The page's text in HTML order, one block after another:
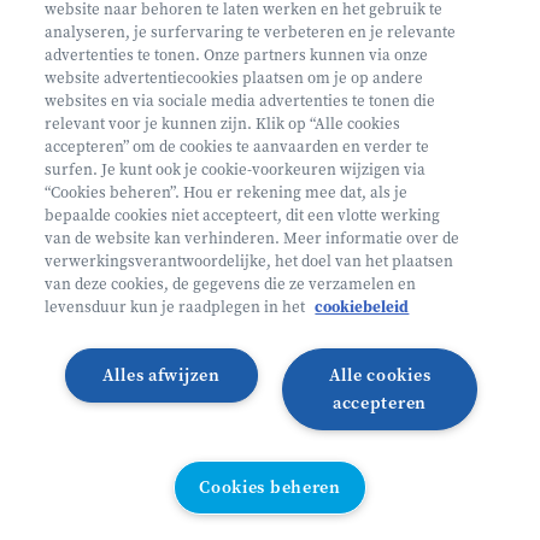
Volg ons op
Volg onze Facebook pagina
Volg onze Instagram pagina
Volg onze LinkedIn pagina
Volg onze TikTok pagina
Partner van Helan
Toegankelijkheidsverklaring ↗
Cookie policy
Algemene voorwaarden
Integriteitsbeleid
Illustraties van Freepik
website naar behoren te laten werken en het gebruik te
analyseren, je surfervaring te verbeteren en je relevante
advertenties te tonen. Onze partners kunnen via onze
website advertentiecookies plaatsen om je op andere
websites en via sociale media advertenties te tonen die
relevant voor je kunnen zijn. Klik op “Alle cookies
accepteren” om de cookies te aanvaarden en verder te
surfen. Je kunt ook je cookie-voorkeuren wijzigen via
“Cookies beheren”. Hou er rekening mee dat, als je
bepaalde cookies niet accepteert, dit een vlotte werking
van de website kan verhinderen. Meer informatie over de
verwerkingsverantwoordelijke, het doel van het plaatsen
van deze cookies, de gegevens die ze verzamelen en
levensduur kun je raadplegen in het cookiebeleid
Alle cookies
accepteren
Alles afwijzen
Cookies beheren